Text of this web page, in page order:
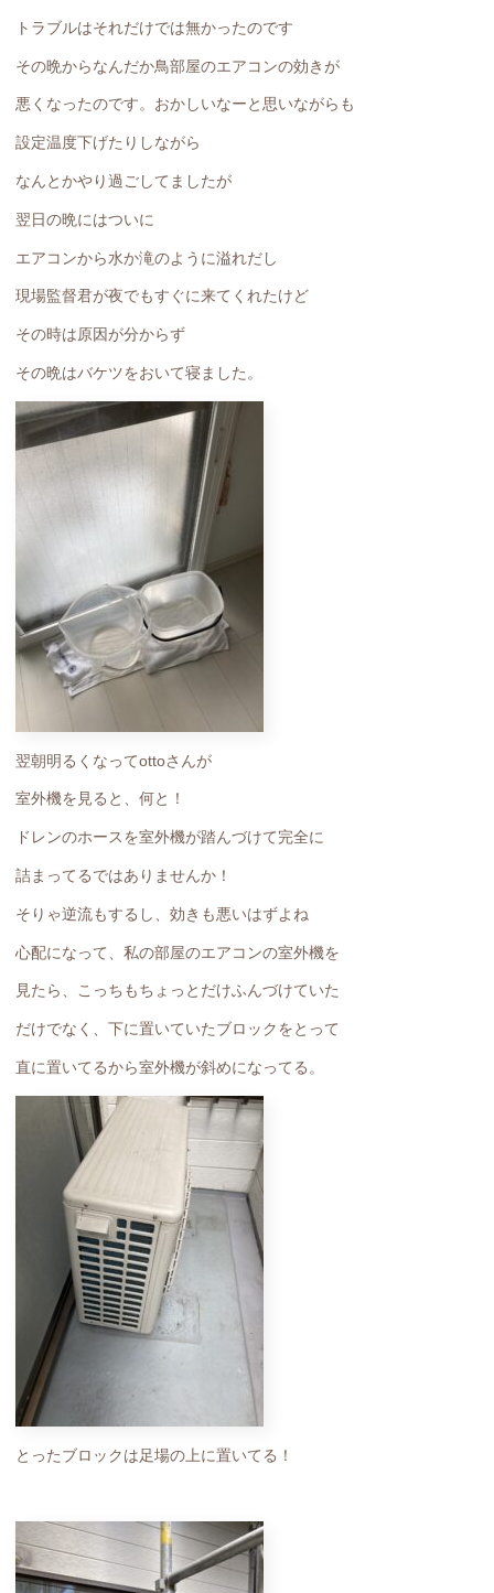
トラブルはそれだけでは無かったのです
その晩からなんだか鳥部屋のエアコンの効きが
悪くなったのです。おかしいなーと思いながらも
設定温度下げたりしながら
なんとかやり過ごしてましたが
翌日の晩にはついに
エアコンから水か滝のように溢れだし
現場監督君が夜でもすぐに来てくれたけど
その時は原因が分からず
その晩はバケツをおいて寝ました。
翌朝明るくなってottoさんが
室外機を見ると、何と！
ドレンのホースを室外機が踏んづけて完全に
詰まってるではありませんか！
そりゃ逆流もするし、効きも悪いはずよね
心配になって、私の部屋のエアコンの室外機を
見たら、こっちもちょっとだけふんづけていた
だけでなく、下に置いていたブロックをとって
直に置いてるから室外機が斜めになってる。
とったブロックは足場の上に置いてる！